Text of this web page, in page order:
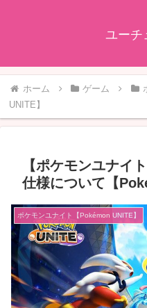
ユーチ
ホーム ゲーム
UNITE】
【ポケモンユナイ
仕様について【
ポケモンユナイト【Pokémon UNITE】